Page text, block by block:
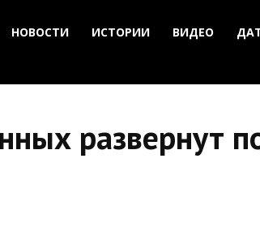
НОВОСТИ ИСТОРИИ ВИДЕО
развернут